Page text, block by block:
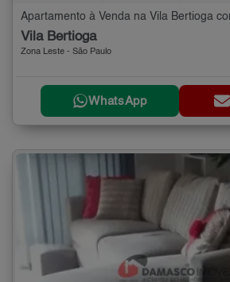
Apartamento à Venda na Vila Bertioga
Vila Bertioga
Zona Leste - São Paulo
WhatsApp